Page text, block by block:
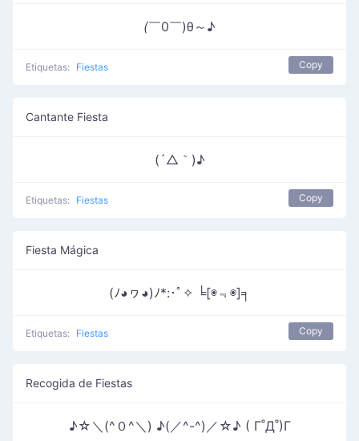
(￣0￣)θ～♪
Etiquetas: Fiestas Copy
Cantante Fiesta
(´△｀)♪
Etiquetas: Fiestas Copy
Fiesta Mágica
(ﾉ◕ヮ◕)ﾉ*:･ﾟ✧ ╘[◉﹃◉]╕
Etiquetas: Fiestas Copy
Recogida de Fiestas
♪☆＼(^０^＼) ♪(／^-^)／☆♪ ( Γ˚Д˚)Γ